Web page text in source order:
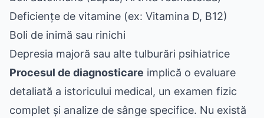
Deficiențe de vitamine (ex: Vitamina D, B12)
Boli de inimă sau rinichi
Depresia majoră sau alte tulburări psihiatrice
Procesul de diagnosticare implică o evaluare
detaliată a istoricului medical, un examen fizic
complet și analize de sânge specifice. Nu există